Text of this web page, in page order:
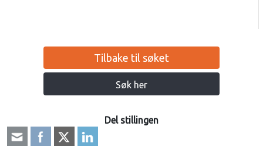
Tilbake til søket
Søk her
Del stillingen